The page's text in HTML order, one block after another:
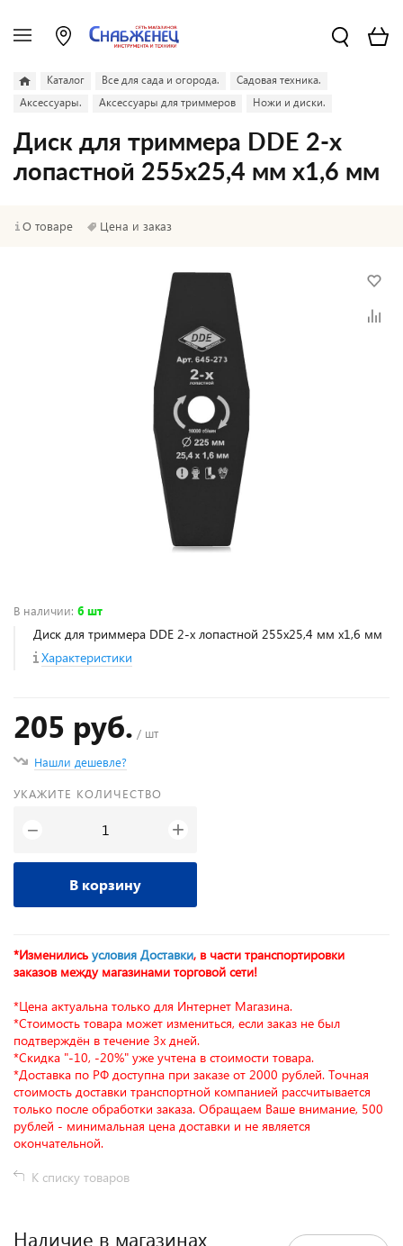
Каталог Все для сада и огорода.
Садовая техника.
Аксессуары.
Аксессуары для триммеров Ножи и диски.
Диск для триммера DDE 2-х
лопастной 255х25,4 мм х1,6 мм
О товаре Цена и заказ
В наличии: 6 шт
Диск для триммера DDE 2-х лопастной 255х25,4 мм х1,6 мм
Характеристики
205 руб. / шт
Нашли дешевле?
УКАЖИТЕ КОЛИЧЕСТВО
− +
В корзину
*Изменились условия Доставки, в части транспортировки
заказов между магазинами торговой сети!
*Цена актуальна только для Интернет Магазина.
*Стоимость товара может измениться, если заказ не был
подтверждён в течение 3х дней.
*Скидка "-10, -20%" уже учтена в стоимости товара.
*Доставка по РФ доступна при заказе от 2000 рублей. Точная
стоимость доставки транспортной компанией рассчитывается
только после обработки заказа. Обращаем Ваше внимание, 500
рублей - минимальная цена доставки и не является
окончательной.
К списку товаров
Наличие в магазинах